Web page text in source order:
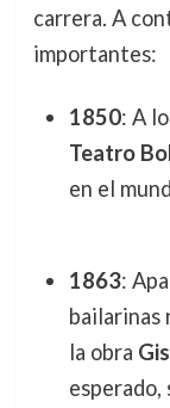
carrera. A
importantes:
1850: A
Teatro
en el
1863:
bailarinas
la obra